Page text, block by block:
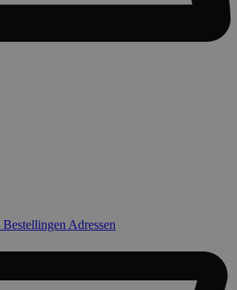
Bestellingen Adressen